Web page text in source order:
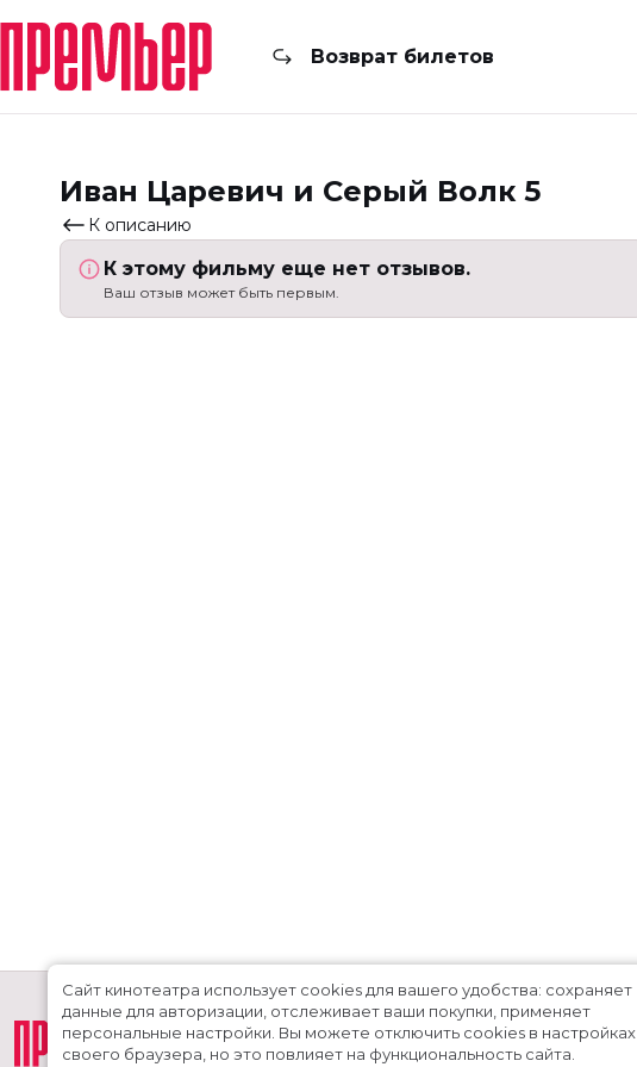
Возврат билетов
Иван Царевич и Серый Волк 5
К описанию
К этому фильму еще нет отзывов.
Ваш отзыв может быть первым.
Сайт кинотеатра использует cookies для вашего удобства: сохраняет
данные для авторизации, отслеживает ваши покупки, применяет
персональные настройки. Вы можете отключить cookies в настройках
своего браузера, но это повлияет на функциональность сайта.